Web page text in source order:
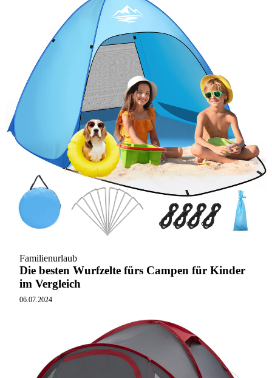
Familienurlaub
Die besten Wurfzelte fürs Campen für Kinder
im Vergleich
06.07.2024